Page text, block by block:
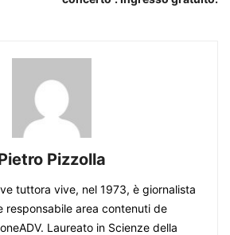
Pizzolla
tuttora vive, nel 1973, è giornalista
responsabile area contenuti de
Laureato in Scienze della